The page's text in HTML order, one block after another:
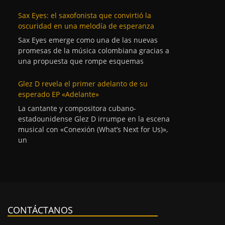
Sax Eyes: el saxofonista que convirtió la
oscuridad en una melodía de esperanza
Sax Eyes emerge como una de las nuevas
promesas de la música colombiana gracias a
una propuesta que rompe esquemas
Glez D revela el primer adelanto de su
esperado EP «Adelante»
La cantante y compositora cubano-
estadounidense Glez D irrumpe en la escena
musical con «Conexión (What’s Next for Us)»,
un
CONTÁCTANOS